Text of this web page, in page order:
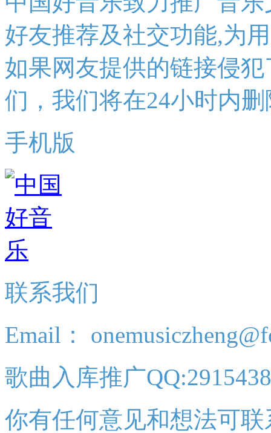
好友推荐及社交功能,为
如果网友提供的链接侵
们，我们将在24小时内
手机版
联系我们
Email：
歌曲入库推广
你有任何意见和想法可